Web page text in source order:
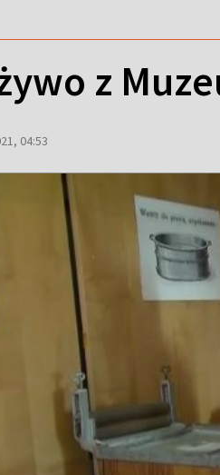
z
04:53